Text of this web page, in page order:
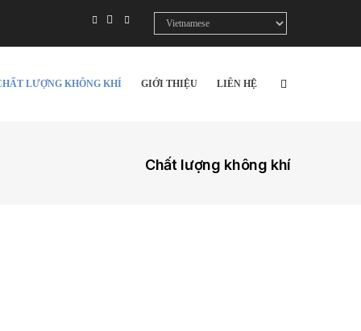
Select
your
LƯỢNG KHÔNG KHÍ GIỚI THIỆU LIÊN HỆ
Chất lượng không khí